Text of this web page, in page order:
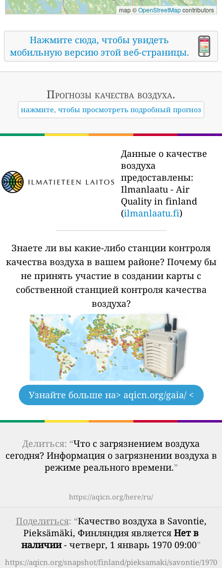
map ©OpenStreetMapcontributors
Нажмите сюда, чтобы увидеть
мобильную версию этой веб-страницы.
Прогнозы качества воздуха.
нажмите, чтобы просмотреть подробный прогноз
Данные о качестве
воздуха
предоставлены:
Ilmanlaatu - Air
Quality in finland
(ilmanlaatu.fi)
Знаете ли вы какие-либо станции контроля
качества воздуха в вашем районе? Почему бы
не принять участие в создании карты с
собственной станцией контроля качества
воздуха?
Узнайте больше на> aqicn.org/gaia/ <
Делиться: “Что с загрязнением воздуха
сегодня? Информация о загрязнении воздуха в
режиме реального времени.”
https://aqicn.org/here/ru/
Поделиться: “Качество воздуха в Savontie,
Pieksämäki, Финляндия является Нет в
наличии- четверг, 1 январь 1970 09:00”
https://aqicn.org/snapshot/finland/pieksamaki/savontie/1970